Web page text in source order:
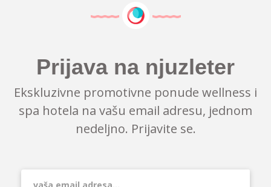
Prijava na njuzleter
Ekskluzivne promotivne ponude wellness i
spa hotela na vašu email adresu, jednom
nedeljno. Prijavite se.